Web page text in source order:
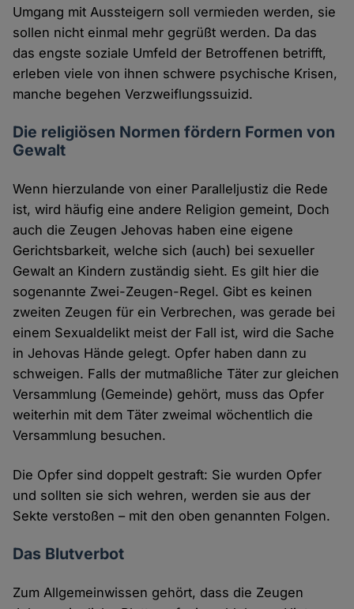
Umgang mit Aussteigern soll vermieden werden, sie
sollen nicht einmal mehr gegrüßt werden. Da das
das engste soziale Umfeld der Betroffenen betrifft,
erleben viele von ihnen schwere psychische Krisen,
manche begehen Verzweiflungssuizid.
Die religiösen Normen fördern Formen von
Gewalt
Wenn hierzulande von einer Paralleljustiz die Rede
ist, wird häufig eine andere Religion gemeint, Doch
auch die Zeugen Jehovas haben eine eigene
Gerichtsbarkeit, welche sich (auch) bei sexueller
Gewalt an Kindern zuständig sieht. Es gilt hier die
sogenannte Zwei-Zeugen-Regel. Gibt es keinen
zweiten Zeugen für ein Verbrechen, was gerade bei
einem Sexualdelikt meist der Fall ist, wird die Sache
in Jehovas Hände gelegt. Opfer haben dann zu
schweigen. Falls der mutmaßliche Täter zur gleichen
Versammlung (Gemeinde) gehört, muss das Opfer
weiterhin mit dem Täter zweimal wöchentlich die
Versammlung besuchen.
Die Opfer sind doppelt gestraft: Sie wurden Opfer
und sollten sie sich wehren, werden sie aus der
Sekte verstoßen – mit den oben genannten Folgen.
Das Blutverbot
Zum Allgemeinwissen gehört, dass die Zeugen